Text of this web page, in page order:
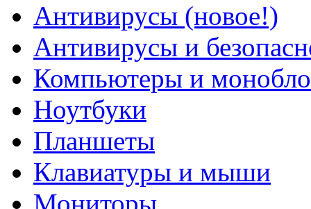
Антивирусы (новое!)
Антивирусы и
Компьютеры и
Ноутбуки
Планшеты
Клавиатуры и мыши